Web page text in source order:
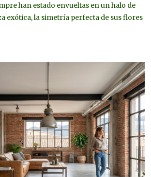
han estado envueltas en un halo de
exótica, la simetría perfecta de sus flores